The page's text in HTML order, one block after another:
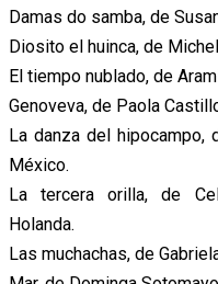
Damas do samba, de
Diosito el huinca, de
El tiempo nublado, de
Genoveva, de Paola
La danza del hipocampo,
México.
La tercera orilla, de
Holanda.
Las muchachas, de